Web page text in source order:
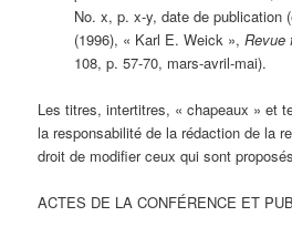
No. x, p. x-y, date de publication
(1996), « Karl E. Weick », Revue
108, p. 57-70, mars-avril-mai).
Les titres, intertitres, « chapeaux » et
la responsabilité de la rédaction de la
droit de modifier ceux qui sont
ACTES DE LA CONFÉRENCE ET